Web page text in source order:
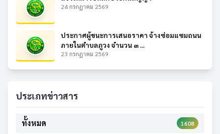
24 กรกฎาคม 2569
ประกาศผู้ชนะการเสนอราคา จ้างซ่อมแซมถนน
ภายในตำบลภูวง จำนวน ๓ ...
23 กรกฎาคม 2569
ประเภทข่าวสาร
ทั้งหมด 1608